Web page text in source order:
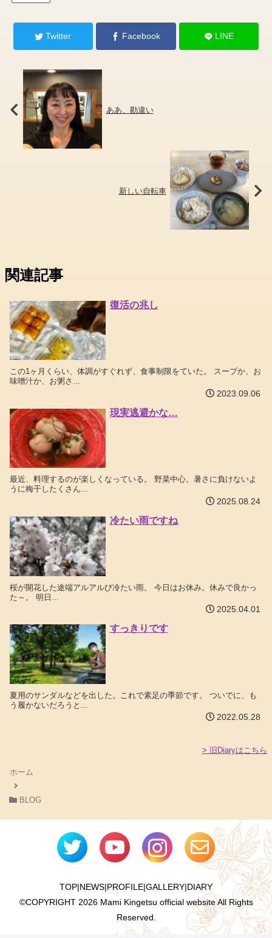
Twitter Facebook LINE
ああ、勘違い
新しい自転車
関連記事
復活の兆し
この1ヶ月くらい、体調がすぐれず、食事制限をていた。 スープか、お
味噌汁か、お粥さ...
2023.09.06
現実逃避かな…
最近、料理するのが楽しくなっている。 野菜中心。暑さに負けないよ
うに梅干したくさん...
2025.08.24
冷たい雨ですね
桜が開花した途端アルアルび冷たい雨。 今日はお休み。休みで良かっ
た～。 明日...
2025.04.01
すっきりです
夏用のサンダルなどを出した。これで素足の季節です。 ついでに、も
う履かないだろうと...
2022.05.28
> 旧Diaryはこちら
ホーム
BLOG
TOP|NEWS|PROFILE|GALLERY|DIARY
©COPYRIGHT 2026 Mami Kingetsu official website All Rights
Reserved.